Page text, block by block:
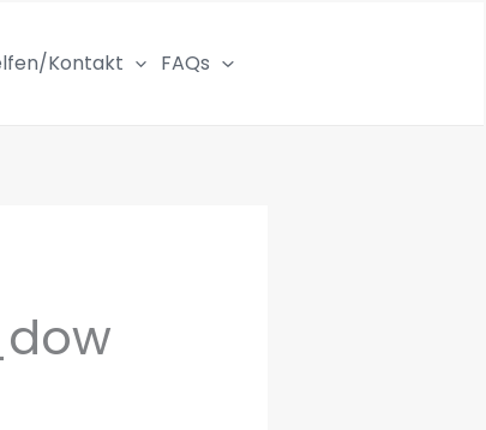
Kontakt FAQs